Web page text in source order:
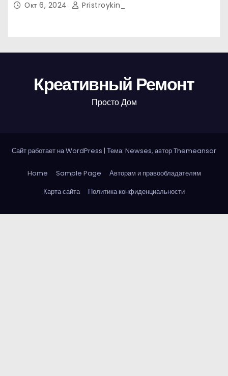
Окт 6, 2024 Pristroykin_
Креативный Ремонт
Просто Дом
Сайт работает на WordPress | Тема: Newses, авторThemeansar
Home Sample Page
Авторам и правообладателям
Карта сайта
Политика конфиденциальности